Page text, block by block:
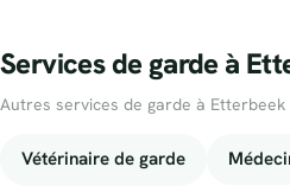
Services de garde à
Autres services de garde à Etterbeek
Vétérinaire de garde